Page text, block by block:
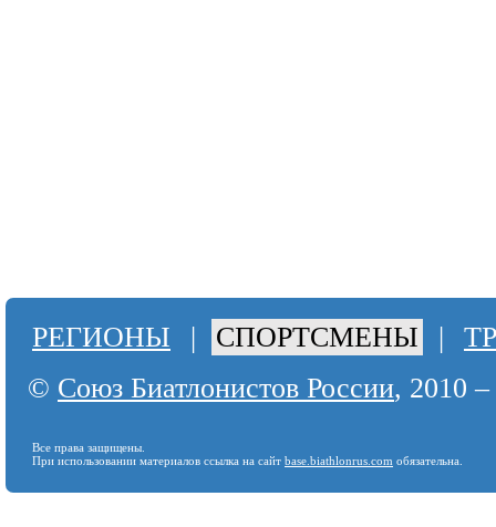
РЕГИОНЫ | СПОРТСМЕНЫ |
© Союз Биатлонистов России, 2010
Все права защищены.
При использовании материалов ссылка на сайт base.biathlonrus.com обязательна.